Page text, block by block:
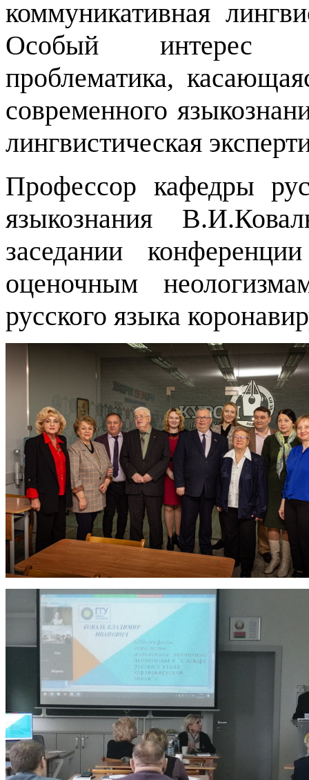
коммуникативная
Особый интерес
проблематика,
современного
лингвистическая
Профессор кафедры
языкознания
заседании
оценочным
русского языка